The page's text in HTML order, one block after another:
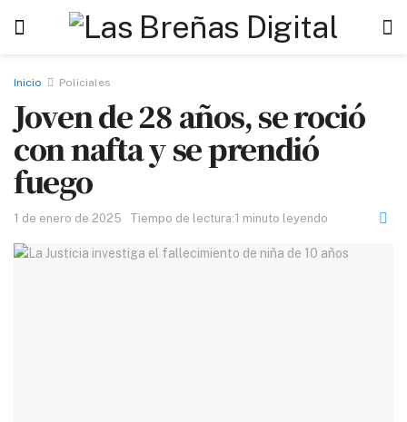
Inicio Policiales
Joven de 28 años, se roció
con nafta y se prendió
fuego
1 de enero de 2025 Tiempo de lectura:1 minuto leyendo